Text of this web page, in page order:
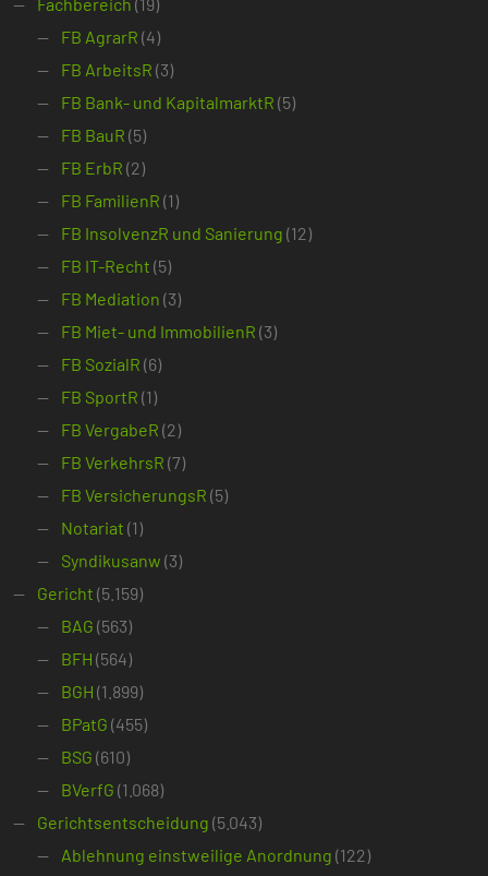
Fachbereich (19)
FB AgrarR (4)
FB ArbeitsR (3)
FB Bank- und KapitalmarktR (5)
FB BauR (5)
FB ErbR (2)
FB FamilienR (1)
FB InsolvenzR und Sanierung (12)
FB IT-Recht (5)
FB Mediation (3)
FB Miet- und ImmobilienR (3)
FB SozialR (6)
FB SportR (1)
FB VergabeR (2)
FB VerkehrsR (7)
FB VersicherungsR (5)
Notariat (1)
Syndikusanw (3)
Gericht (5.159)
BAG (563)
BFH (564)
BGH (1.899)
BPatG (455)
BSG (610)
BVerfG (1.068)
Gerichtsentscheidung (5.043)
Ablehnung einstweilige Anordnung (122)